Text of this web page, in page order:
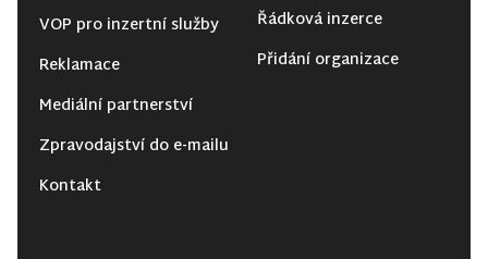
VOP pro inzertní služby
Reklamace
Mediální partnerství
Zpravodajství do e-mailu
Kontakt
Řádková inzerce
Přidání organizace